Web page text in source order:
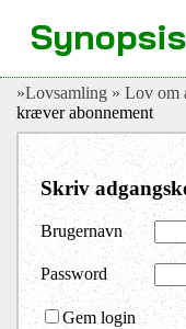
»Lovsamling » Lov om
kræver abonnement
Skriv
Brugernavn
Password
Gem login
Synopsis